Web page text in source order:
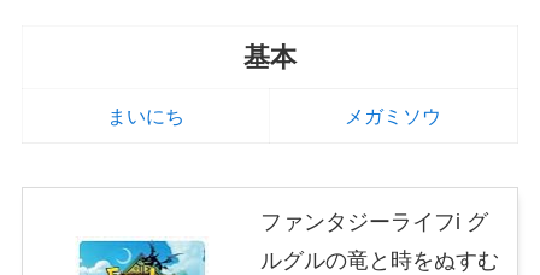
基本
まいにち メガミソウ
ファンタジーライフi グ
ルグルの竜と時をぬすむ